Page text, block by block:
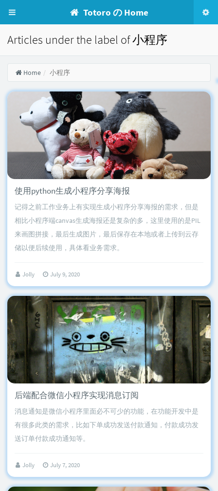
Totoro の Home
Articles under the label of 小程序
Home 小程序
使用python生成小程序分享海报
记得之前工作业务上有实现生成小程序分享海报的需求，但是
相比小程序端canvas生成海报还是复杂的多，这里使用的是PIL
来画图拼接，最后生成图片，最后保存在本地或者上传到云存
储以便后续使用，具体看业务需求。
Jolly July 9, 2020
后端配合微信小程序实现消息订阅
消息通知是微信小程序里面必不可少的功能，在功能开发中是
有很多此类的需求，比如下单成功发送付款通知，付款成功发
送订单付款成功通知等。
Jolly July 7, 2020